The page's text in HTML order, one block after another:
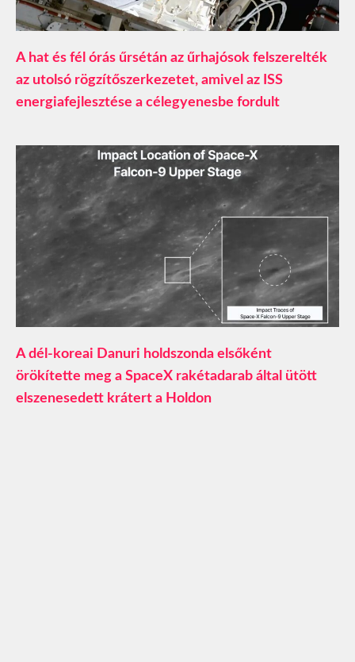
A hat és fél órás űrsétán az űrhajósok felszerelték
az utolsó rögzítőszerkezetet, amivel az ISS
energiafejlesztése a célegyenesbe fordult
A dél-koreai Danuri holdszonda elsőként
örökítette meg a SpaceX rakétadarab által ütött
elszenesedett krátert a Holdon